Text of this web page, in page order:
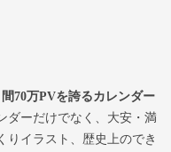
間70万PVを誇るカレンダー
ダーだけでなく、大安・満
りイラスト、歴史上のでき